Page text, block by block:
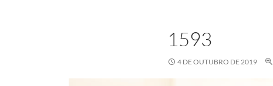
1593
4 DE OUTUBRO DE 2019